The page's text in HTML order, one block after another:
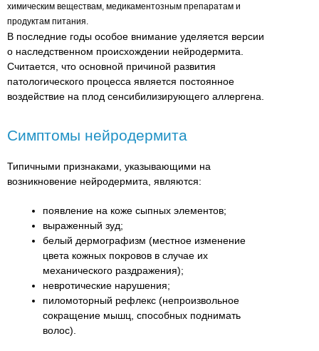
химическим веществам, медикаментозным препаратам и
продуктам питания.
В последние годы особое внимание уделяется версии
о наследственном происхождении нейродермита.
Считается, что основной причиной развития
патологического процесса является постоянное
воздействие на плод сенсибилизирующего аллергена.
Симптомы нейродермита
Типичными признаками, указывающими на
возникновение нейродермита, являются:
появление на коже сыпных элементов;
выраженный зуд;
белый дермографизм (местное изменение
цвета кожных покровов в случае их
механического раздражения);
невротические нарушения;
пиломоторный рефлекс (непроизвольное
сокращение мышц, способных поднимать
волос).